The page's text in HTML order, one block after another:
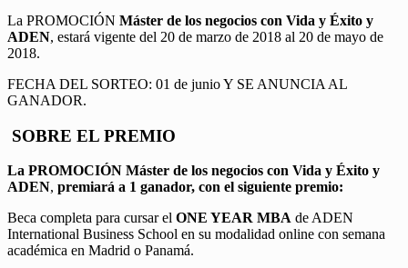
La PROMOCIÓN Máster de los negocios con Vida y Éxito y
ADEN, estará vigente del 20 de marzo de 2018 al 20 de mayo de
2018.
FECHA DEL SORTEO: 01 de junio Y SE ANUNCIA AL
GANADOR.
SOBRE EL PREMIO
La PROMOCIÓN Máster de los negocios con Vida y Éxito y
ADEN, premiará a 1 ganador, con el siguiente premio:
Beca completa para cursar el ONE YEAR MBA de ADEN
International Business School en su modalidad online con semana
académica en Madrid o Panamá.